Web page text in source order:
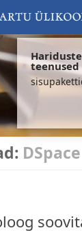
teenused
DSpace